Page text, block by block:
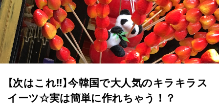
【次はこれ‼︎】今韓国で大人気のキラキラス
イーツ☆実は簡単に作れちゃう！？